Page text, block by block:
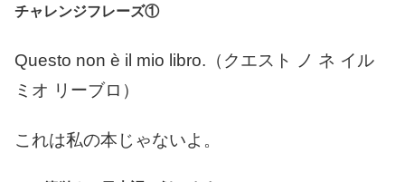
チャレンジフレーズ①
Questo non è il mio libro.（クエスト ノ ネ イル
ミオ リーブロ）
これは私の本じゃないよ。